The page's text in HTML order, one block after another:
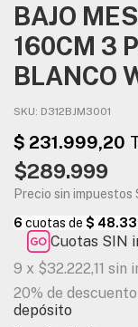
BAJO
160CM 3
BLANCO
SKU: D312BJM3001
$289.999
Precio sin impuestos
Cuotas SIN
9 x $32.222,11 sin
20% de descuento
depósito